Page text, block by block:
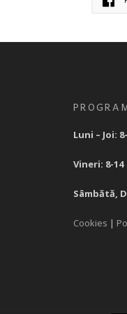
Luni – Joi:
Vineri: 8-14
Sâmbătă,
Cookies |